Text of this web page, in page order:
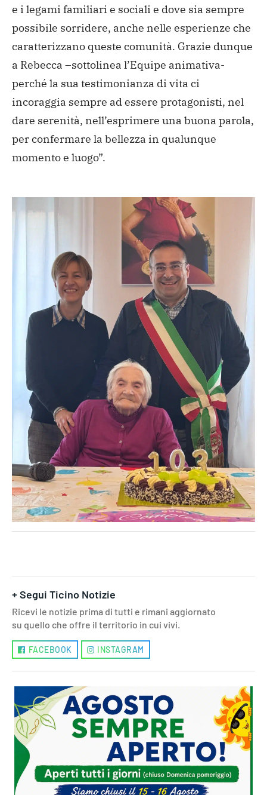
e i legami familiari e sociali e dove sia sempre
possibile sorridere, anche nelle esperienze che
caratterizzano queste comunità. Grazie dunque
a Rebecca –sottolinea l’Equipe animativa-
perché la sua testimonianza di vita ci
incoraggia sempre ad essere protagonisti, nel
dare serenità, nell’esprimere una buona parola,
per confermare la bellezza in qualunque
momento e luogo”.
+ Segui Ticino Notizie
Ricevi le notizie prima di tutti e rimani aggiornato
su quello che offre il territorio in cui vivi.
FACEBOOK INSTAGRAM